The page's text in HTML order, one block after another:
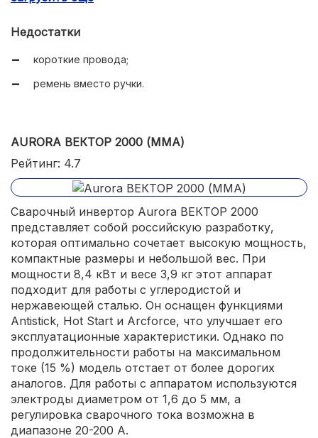
Недостатки
короткие провода;
ремень вместо ручки.
AURORA ВЕКТОР 2000 (MMA)
Рейтинг: 4.7
Сварочный инвертор Aurora ВЕКТОР 2000
представляет собой российскую разработку,
которая оптимально сочетает высокую мощность,
компактные размеры и небольшой вес. При
мощности 8,4 кВт и весе 3,9 кг этот аппарат
подходит для работы с углеродистой и
нержавеющей сталью. Он оснащен функциями
Antistick, Hot Start и Arcforce, что улучшает его
эксплуатационные характеристики. Однако по
продолжительности работы на максимальном
токе (15 %) модель отстает от более дорогих
аналогов. Для работы с аппаратом используются
электроды диаметром от 1,6 до 5 мм, а
регулировка сварочного тока возможна в
диапазоне 20-200 А.